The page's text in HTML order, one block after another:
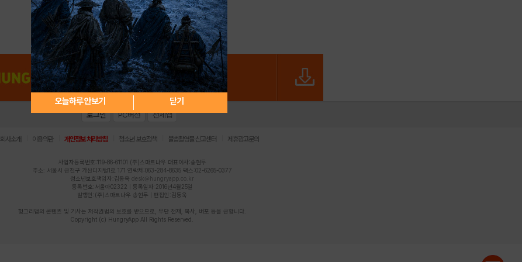
아이디 / 비밀번호 찾기 회원가입
오늘하루 안보기 닫기
로그인 PC버전 전체앱
회사소개 이용약관 개인정보 처리방침 청소년 보호정책 불법촬영물 신고센터 제휴광고문의
사업자등록번호:119-86-61101 (주)스마트나우 대표이사:송현두
주소: 서울시 금천구 가산디지털1로 171 연락처:063-284-8635 팩스:02-6265-0377
청소년보호책임자:김동욱 desk@hungryapp.co.kr
등록번호:서울아02322 | 등록일자:2016년4월25일
발행인:(주)스마트나우 송현두 | 편집인:김동욱
헝그리앱의 콘텐츠 및 기사는 저작권법의 보호를 받으므로, 무단 전재, 복사, 배포 등을 금합니다.
Copyright (c) HungryApp All Rights Reserved.